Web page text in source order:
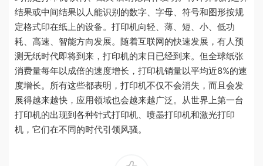
结果或中间结果以人能识别的数字、字母、符号和图形按规
定格式印在纸上的设备。打印机向轻、薄、短、小、低功
耗、高速、智能方向发展。随着互联网的快速发展，有人预
测无纸时代即将到来，打印机的末日已经到来。但全球纸张
消费量每年以成倍的速度增长，打印机销量以平均近8%的速
度增长。所有这些都表明，打印机不仅不会消失，而且会发
展得越来越快，应用领域也会越来越广泛。从世界上第一台
打印机的出现到各种针式打印机、喷墨打印机和激光打印
机，它们在不同的时代引领风骚。